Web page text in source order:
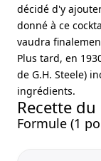
décidé d'y
donné à ce
vaudra
Plus tard, en
de G.H. Steele)
ingrédients.
Recette
Formule (1